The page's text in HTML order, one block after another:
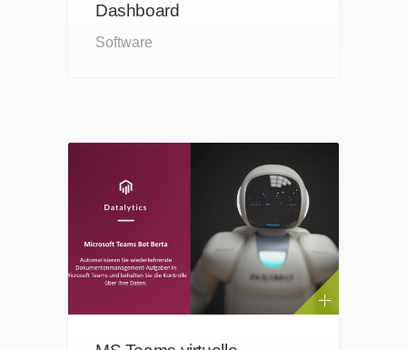
Dashboard
Software